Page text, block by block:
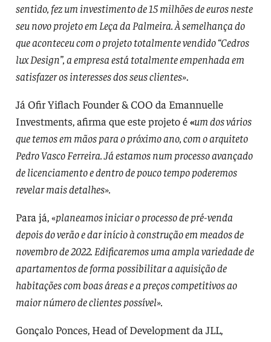
sentido, fez um investimento de 15 milhões de euros neste
seu novo projeto em Leça da Palmeira. À semelhança do
que aconteceu com o projeto totalmente vendido “Cedros
lux Design”, a empresa está totalmente empenhada em
satisfazer os interesses dos seus clientes».
Já Ofir Yiflach Founder & COO da Emannuelle
Investments, afirma que este projeto é«um dos vários
que temos em mãos para o próximo ano, com o arquiteto
Pedro Vasco Ferreira. Já estamos num processo avançado
de licenciamento e dentro de pouco tempo poderemos
revelar mais detalhes».
Para já, «planeamos iniciar o processo de pré-venda
depois do verão e dar início à construção em meados de
novembro de 2022. Edificaremos uma ampla variedade de
apartamentos de forma possibilitar a aquisição de
habitações com boas áreas e a preços competitivos ao
maior número de clientes possível».
Gonçalo Ponces, Head of Development da JLL,